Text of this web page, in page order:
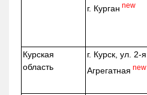
г. Курган new
Курская
область
г. Курск, ул. 2-я
Агрегатная new